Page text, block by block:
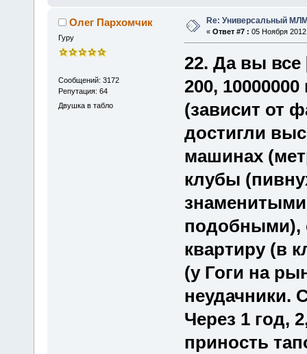
Олег Пархомчик
Гуру
Сообщений: 3172
Репутация: 64
Двушка в табло
Re: Универсальный
« Ответ #7 : 05 Ноября
22. Да вы все
200,
(зависит от
достигли
машинах
клубы
подобными),
квартиру (в
(у Гоги на
неудачники.
Через 1 год,
приность